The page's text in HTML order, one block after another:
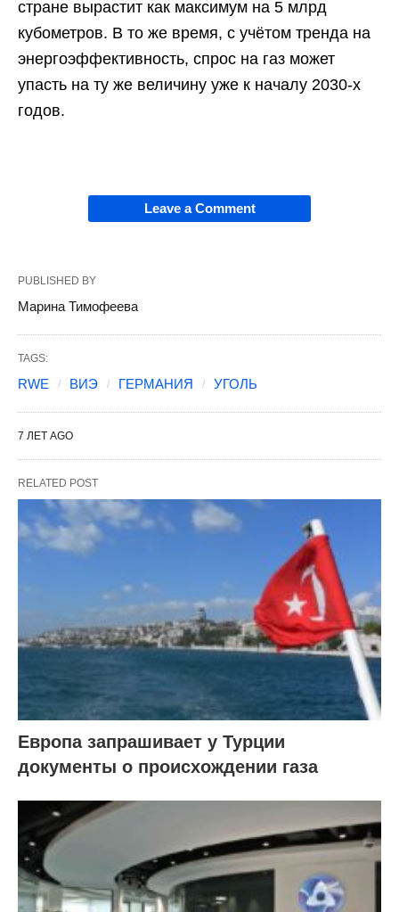
стране вырастит как максимум на 5 млрд
кубометров. В то же время, с учётом тренда на
энергоэффективность, спрос на газ может
упасть на ту же величину уже к началу 2030-х
годов.
Leave a Comment
PUBLISHED BY
Марина Тимофеева
TAGS:
RWE ВИЭ ГЕРМАНИЯ УГОЛЬ
7 ЛЕТ AGO
RELATED POST
Европа запрашивает у Турции
документы о происхождении газа